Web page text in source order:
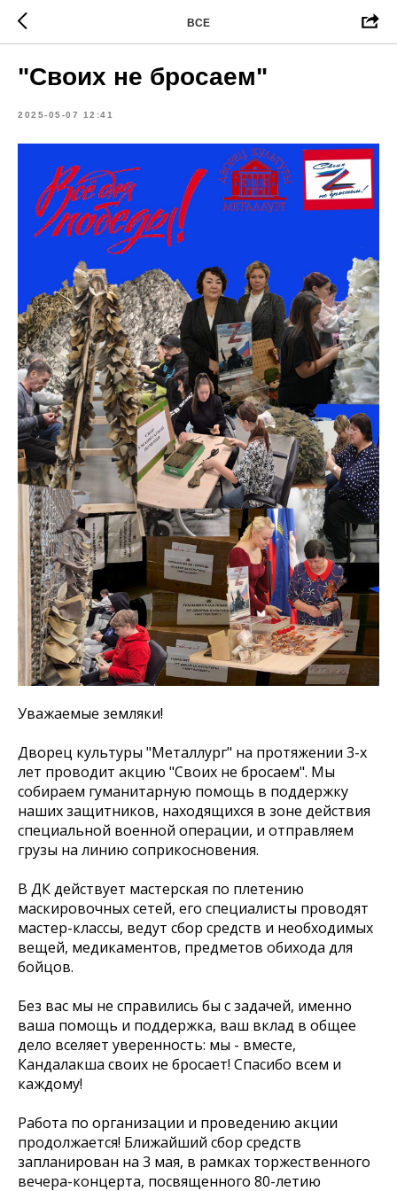
ВСЕ
"Своих не бросаем"
2025-05-07 12:41
Уважаемые земляки!
Дворец культуры "Металлург" на протяжении 3-х
лет проводит акцию "Своих не бросаем". Мы
собираем гуманитарную помощь в поддержку
наших защитников, находящихся в зоне действия
специальной военной операции, и отправляем
грузы на линию соприкосновения.
В ДК действует мастерская по плетению
маскировочных сетей, его специалисты проводят
мастер-классы, ведут сбор средств и необходимых
вещей, медикаментов, предметов обихода для
бойцов.
Без вас мы не справились бы с задачей, именно
ваша помощь и поддержка, ваш вклад в общее
дело вселяет уверенность: мы - вместе,
Кандалакша своих не бросает! Спасибо всем и
каждому!
Работа по организации и проведению акции
продолжается! Ближайший сбор средств
запланирован на 3 мая, в рамках торжественного
вечера-концерта, посвященного 80-летию